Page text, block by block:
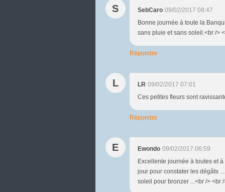
S SebCaro 09/02/2017 08:47
Bonne journée à toute la
sans pluie et sans soleil.<br />
Répondre
L LR 09/02/2017 07:01
Ces petites fleurs sont
Répondre
E Ewondo 09/02/2017 06:59
Excellente journée à toutes et
jour pour constater les dégâts
soleil pour bronzer ...<br /> <br /